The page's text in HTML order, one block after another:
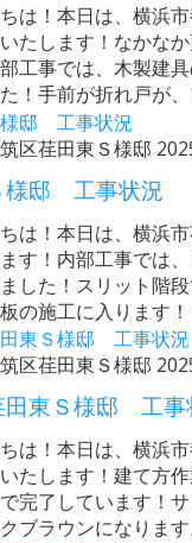
は！本日は、横浜
たします！なかな
工事では、木製建
！手前が折れ戸が
区荏田東Ｓ様邸
様邸 工事状況
は！本日は、横浜
す！内部工事では
した！スリット階
の施工に入ります
区荏田東Ｓ様邸
田東Ｓ様邸 工事
は！本日は、横浜
たします！建て方
完了しています！
ブラウンになりま